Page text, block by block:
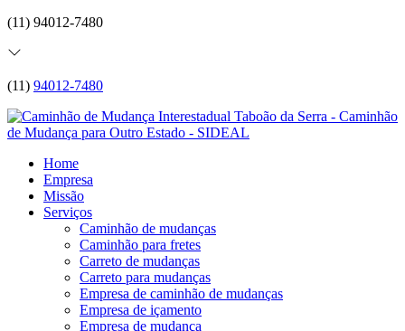
(11) 94012-7480
(11) 94012-7480
Home
Empresa
Missão
Serviços
Caminhão de mudanças
Caminhão para fretes
Carreto de mudanças
Carreto para mudanças
Empresa de caminhão de mudanças
Empresa de içamento
Empresa de mudança